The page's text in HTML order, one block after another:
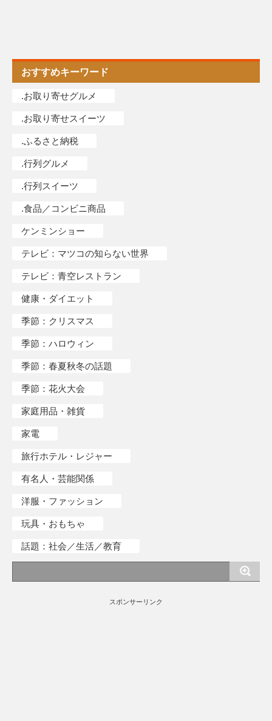
おすすめキーワード
.お取り寄せグルメ
.お取り寄せスイーツ
.ふるさと納税
.行列グルメ
.行列スイーツ
.食品／コンビニ商品
ケンミンショー
テレビ：マツコの知らない世界
テレビ：青空レストラン
健康・ダイエット
季節：クリスマス
季節：ハロウィン
季節：春夏秋冬の話題
季節：花火大会
家庭用品・雑貨
家電
旅行ホテル・レジャー
有名人・芸能関係
洋服・ファッション
玩具・おもちゃ
話題：社会／生活／教育
スポンサーリンク